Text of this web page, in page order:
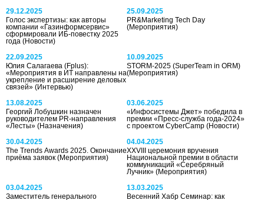
29.12.2025
Голос экспертизы: как авторы
компании «Газинформсервис»
сформировали ИБ-повестку 2025
года (Новости)
25.09.2025
PR&Marketing Tech Day
(Мероприятия)
22.09.2025
Юлия Салагаева (Fplus):
«Мероприятия в ИТ направлены на
укрепление и расширение деловых
связей» (Интервью)
10.09.2025
STORM-2025 (SuperTeam in ORM)
(Мероприятия)
13.08.2025
Георгий Лобушкин назначен
руководителем PR-направления
«Лесты» (Назначения)
03.06.2025
«Инфосистемы Джет» победила в
премии «Пресс-служба года-2024»
с проектом CyberCamp(Новости)
30.04.2025
The Trends Awards 2025. Окончание
приёма заявок (Мероприятия)
04.04.2025
XXVIII церемония вручения
Национальной премии в области
коммуникаций «Серебряный
Лучник»(Мероприятия)
03.04.2025
Заместитель генерального
13.03.2025
Весенний Хабр Семинар: как